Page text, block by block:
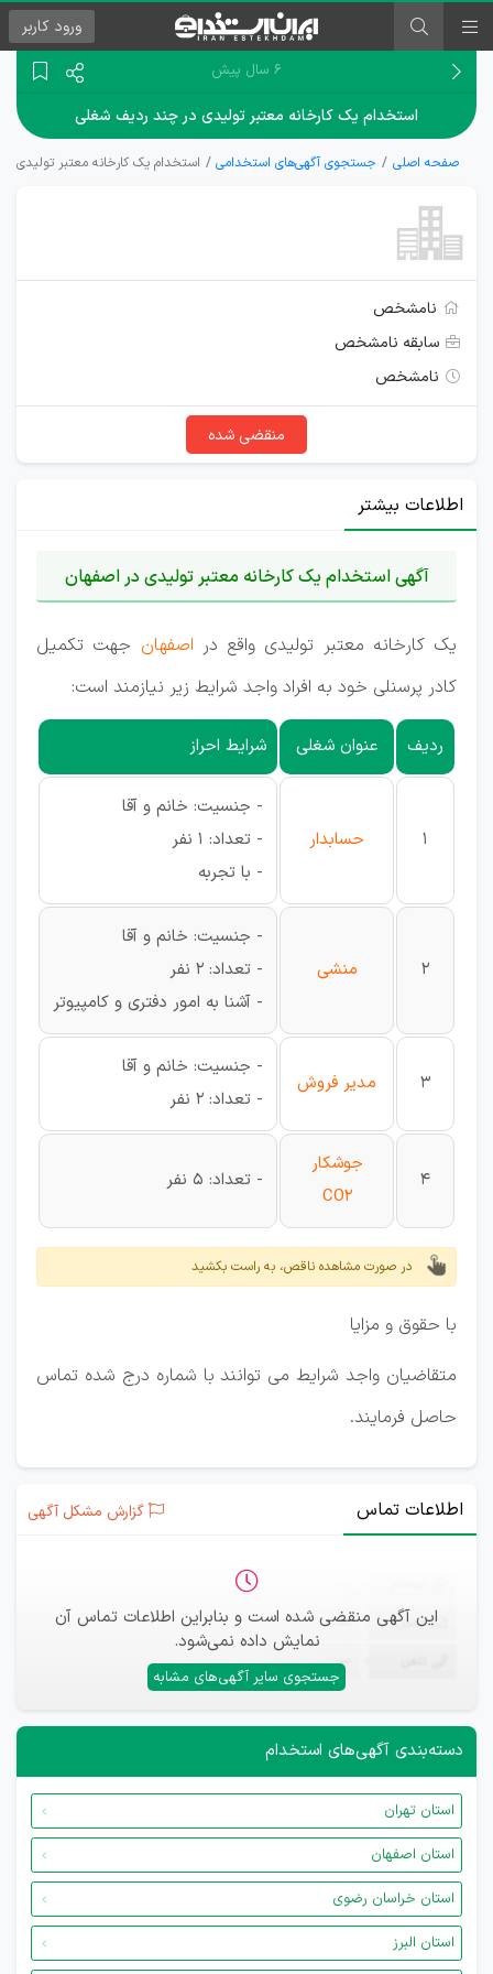
ورود کاربر
۶ سال پیش
استخدام یک کارخانه معتبر تولیدی در چند ردیف شغلی
صفحه اصلی جستجوی آگهی‌های استخدامی استخدام یک کارخانه معتبر تولیدی
نامشخص
سابقه نامشخص
نامشخص
منقضی شده
اطلاعات بیشتر
آگهی استخدام یک کارخانه معتبر تولیدی در اصفهان
یک کارخانه معتبر تولیدی واقع در اصفهان جهت تکمیل
کادر پرسنلی خود به افراد واجد شرایط زیر نیازمند است:
ردیف عنوان شغلی شرایط احراز
1 حسابدار
- جنسیت: خانم و آقا
- تعداد: 1 نفر
- با تجربه
2 منشی
- جنسیت: خانم و آقا
- تعداد: 2 نفر
- آشنا به امور دفتری و کامپیوتر
3 مدیر فروش
- جنسیت: خانم و آقا
- تعداد: 2 نفر
4
جوشکار
CO2
- تعداد: 5 نفر
در صورت مشاهده ناقص، به راست بکشید
با حقوق و مزایا
متقاضیان واجد شرایط می توانند با شماره درج شده تماس
حاصل فرمایند.
اطلاعات تماس گزارش مشکل آگهی
این آگهی منقضی شده است و بنابراین اطلاعات تماس آن
نمایش داده نمی‌شود.
جستجوی سایر آگهی‌های مشابه
ایمیل —
—
دسته‌بندی آگهی‌های استخدام
استان تهران
استان اصفهان
استان خراسان رضوی
استان البرز